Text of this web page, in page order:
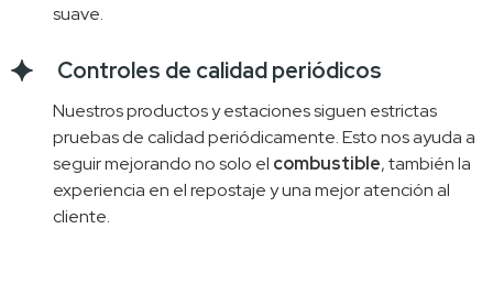
suave.
Controles de calidad periódicos
Nuestros productos y estaciones siguen estrictas
pruebas de calidad periódicamente. Esto nos ayuda a
seguir mejorando no solo el combustible, también la
experiencia en el repostaje y una mejor atención al
cliente.